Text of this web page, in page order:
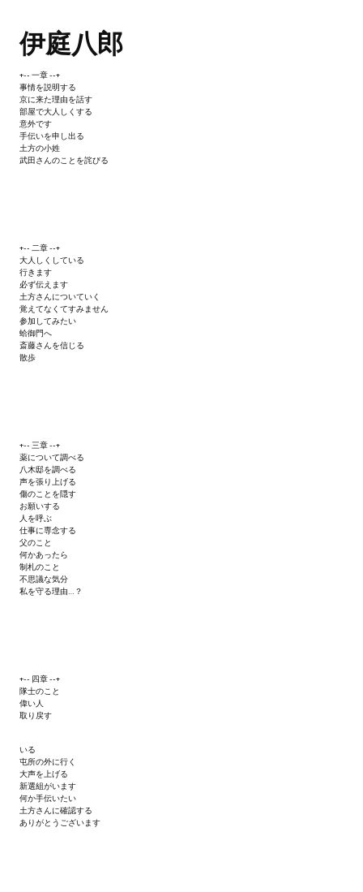
伊庭八郎
+-- 一章 --+
事情を説明する
京に来た理由を話す
部屋で大人しくする
意外です
手伝いを申し出る
土方の小姓
武田さんのことを詫びる
+-- 二章 --+
大人しくしている
行きます
必ず伝えます
土方さんについていく
覚えてなくてすみません
参加してみたい
蛤御門へ
斎藤さんを信じる
散歩
+-- 三章 --+
薬について調べる
八木邸を調べる
声を張り上げる
傷のことを隠す
お願いする
人を呼ぶ
仕事に専念する
父のこと
何かあったら
制札のこと
不思議な気分
私を守る理由…？
+-- 四章 --+
隊士のこと
偉い人
取り戻す
いる
屯所の外に行く
大声を上げる
新選組がいます
何か手伝いたい
土方さんに確認する
ありがとうございます